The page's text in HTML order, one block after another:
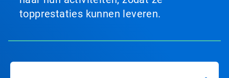
topprestaties kunnen leveren.